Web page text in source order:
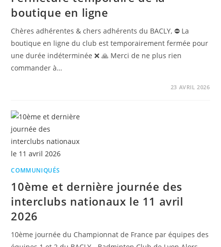
boutique en ligne
Chères adhérentes & chers adhérents du BACLY, ⛔ La
boutique en ligne du club est temporairement fermée pour
une durée indéterminée ❌ 🙏 Merci de ne plus rien
commander à…
23 AVRIL 2026
COMMUNIQUÉS
10ème et dernière journée des
interclubs nationaux le 11 avril
2026
10ème journée du Championnat de France par équipes des